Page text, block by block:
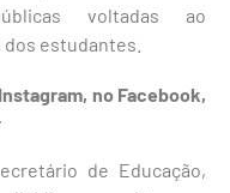
voltadas ao
estudantes.
Instagram, no Facebook,
de Educação,